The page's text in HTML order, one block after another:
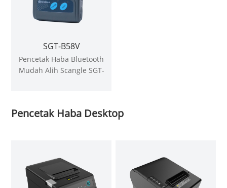
SGT-B58V
Pencetak Haba Bluetooth
Mudah Alih Scangle SGT-
Pencetak Haba Desktop